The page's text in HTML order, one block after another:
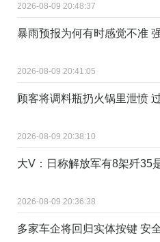
2026-08-09 20:48:37
暴雨预报为何有时感觉不准
2026-08-09 20:41:05
顾客将调料瓶扔火锅里泄愤
2026-08-09 20:38:10
大V：日称解放军有8架歼35
2026-08-09 20:36:38
多家车企将回归实体按键 安